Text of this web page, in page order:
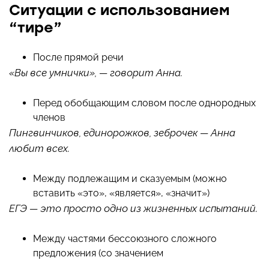
Ситуации с использованием
“тире”
После прямой речи
«Вы все умнички», — говорит Анна.
Перед обобщающим словом после однородных
членов
Пингвинчиков, единорожков, зеброчек — Анна
любит всех.
Между подлежащим и сказуемым (можно
вставить «это», «является», «значит»)
ЕГЭ — это просто одно из жизненных испытаний.
Между частями бессоюзного сложного
предложения (со значением